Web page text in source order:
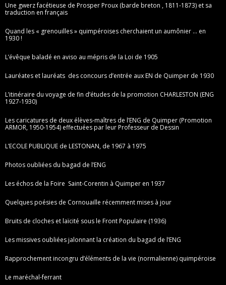
Une gwerz facétieuse de Prosper Proux (barde breton , 1811-1873) et sa
traduction en français
Quand les « grenouilles » quimpéroises cherchaient un aumônier … en
1930 !
L’évêque baladé en aviso au mépris de la Loi de 1905
Lauréates et lauréats des concours d’entrée aux EN de Quimper de 1930
L’itinéraire du voyage de fin d’études de la promotion CHARLESTON (ENG
1927-1930)
Les caricatures de deux élèves-maîtres de l’ENG de Quimper (Promotion
ARMOR, 1950-1954) effectuées par leur Professeur de Dessin
L’ECOLE PUBLIQUE de LESTONAN, de 1967 à 1975
Photos oubliées du bagad de l’ENG
Les échos de la Foire Saint-Corentin à Quimper en 1937
Quelques poésies de Cornouaille récemment mises à jour
Bruits de cloches et laïcité sous le Front Populaire (1936)
Les missives oubliées jalonnant la création du bagad de l’ENG
Rapprochement incongru d’éléments de la vie (normalienne) quimpéroise
Le maréchal-ferrant